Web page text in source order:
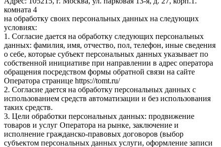
комната 4
на обработку своих персональных данных на следующих
условиях:
1. Согласие дается на обработку следующих персональных
данных: фамилия, имя, отчество, пол, телефон, иные сведения
о себе, которые субъект персональных данных указывает по
собственной инициативе при направлении в адрес оператора
обращения посредством формы обратной связи на сайте
Оператора странице https://tomt.ru/
2. Согласие дается на обработку персональных данных с
использованием средств автоматизации и без использования
таких средств.
3. Цели обработки персональных данных: продвижение
товаров и услуг Оператора на рынке, заключение и
исполнение гражданско-правовых договоров (выбор
субъектом персональных данных услуги, оформление записи